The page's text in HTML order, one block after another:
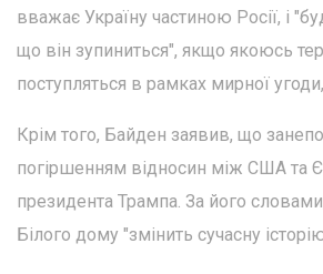
вважає Україну частиною Росії, і
що він зупиниться", якщо якоюсь
поступляться в рамках мирної
Крім того, Байден заявив, що
погіршенням відносин між США та
президента Трампа. За його
Білого дому "змінить сучасну